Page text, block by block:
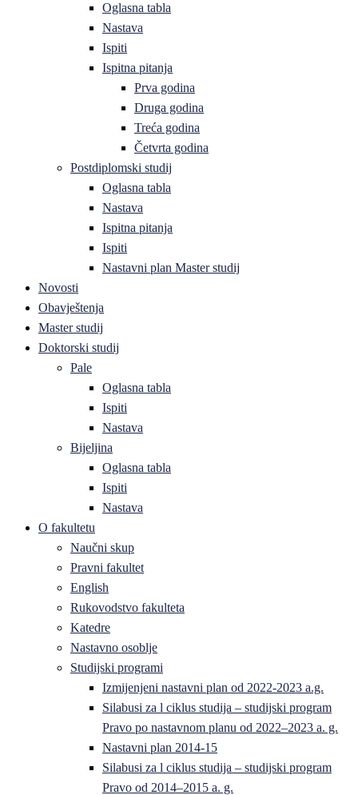
Oglasna tabla
Nastava
Ispiti
Ispitna pitanja
Prva godina
Druga godina
Treća godina
Četvrta godina
Postdiplomski studij
Oglasna tabla
Nastava
Ispitna pitanja
Ispiti
Nastavni plan Master studij
Novosti
Obavještenja
Master studij
Doktorski studij
Pale
Oglasna tabla
Ispiti
Nastava
Bijeljina
Oglasna tabla
Ispiti
Nastava
O fakultetu
Naučni skup
Pravni fakultet
English
Rukovodstvo fakulteta
Katedre
Nastavno osoblje
Studijski programi
Izmijenjeni nastavni plan od 2022-2023 a.g.
Silabusi za l ciklus studija – studijski program
Pravo po nastavnom planu od 2022–2023 a. g.
Nastavni plan 2014-15
Silabusi za l ciklus studija – studijski program
Pravo od 2014–2015 a. g.